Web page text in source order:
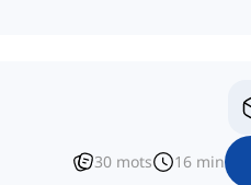
30 mots 16 min